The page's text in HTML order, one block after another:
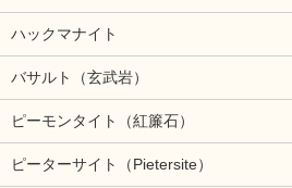
ハックマナイト
バサルト（玄武岩）
ピーモンタイト（紅簾石）
ピーターサイト（Pietersite）